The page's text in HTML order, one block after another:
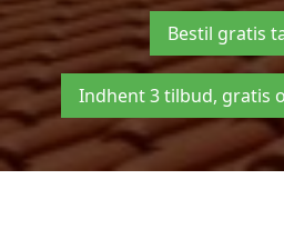
Bestil gratis
Indhent 3 tilbud, gratis